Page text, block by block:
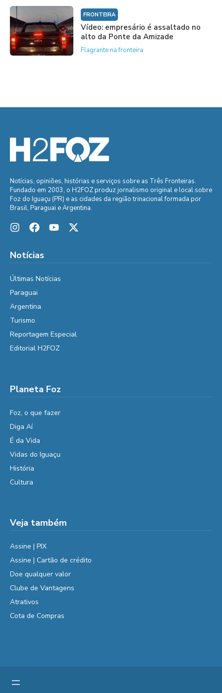
FRONTEIRA
Vídeo: empresário é assaltado no
alto da Ponte da Amizade
Flagrante na fronteira
Notícias, opiniões, histórias e serviços sobre as Três Fronteiras.
Fundado em 2003, o H2FOZ produz jornalismo original e local sobre
Foz do Iguaçu (PR) e as cidades da região trinacional formada por
Brasil, Paraguai e Argentina.
Notícias
Últimas Notícias
Paraguai
Argentina
Turismo
Reportagem Especial
Editorial H2FOZ
Planeta Foz
Foz, o que fazer
Diga Aí
É da Vida
Vidas do Iguaçu
História
Cultura
Veja também
Assine | PIX
Assine | Cartão de crédito
Doe qualquer valor
Clube de Vantagens
Atrativos
Cota de Compras